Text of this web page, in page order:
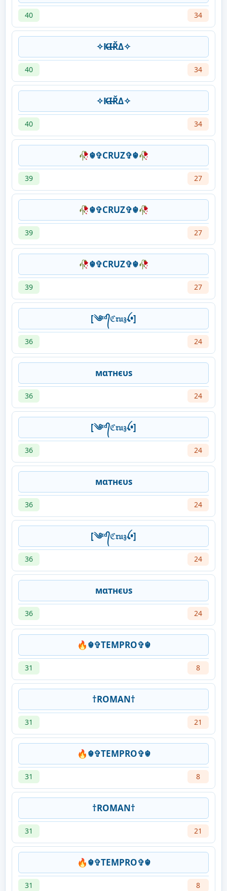
40 34
✧Ҝ̶I̶̶ŘΔ✧
40 34
✧Ҝ̶I̶̶ŘΔ✧
40 34
🥀☬✞CRUZ✞☬🥀
39 27
🥀☬✞CRUZ✞☬🥀
39 27
🥀☬✞CRUZ✞☬🥀
39 27
[༄ᶦᵈ᭄ℭ𝔯𝔲𝔷ꪶ•]
36 24
мαтнєυs
36 24
[༄ᶦᵈ᭄ℭ𝔯𝔲𝔷ꪶ•]
36 24
мαтнєυs
36 24
[༄ᶦᵈ᭄ℭ𝔯𝔲𝔷ꪶ•]
36 24
мαтнєυs
36 24
🔥☬✞TEMPRO✞☬
31 8
†ROMAN†
31 21
🔥☬✞TEMPRO✞☬
31 8
†ROMAN†
31 21
🔥☬✞TEMPRO✞☬
31 8